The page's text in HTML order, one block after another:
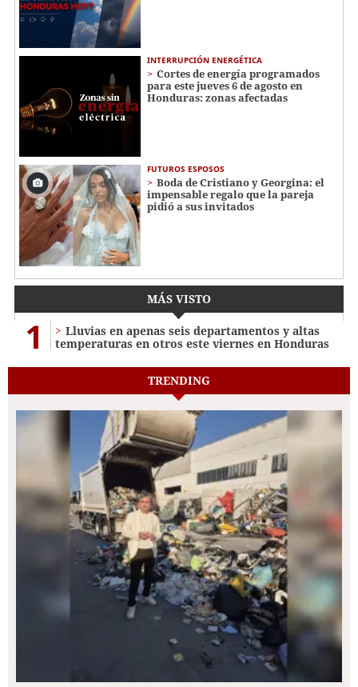
INTERRUPCIÓN ENERGÉTICA
Cortes de energía programados
para este jueves 6 de agosto en
Honduras: zonas afectadas
FUTUROS ESPOSOS
Boda de Cristiano y Georgina: el
impensable regalo que la pareja
pidió a sus invitados
MÁS VISTO
1
Lluvias en apenas seis departamentos y altas
temperaturas en otros este viernes en Honduras
TRENDING